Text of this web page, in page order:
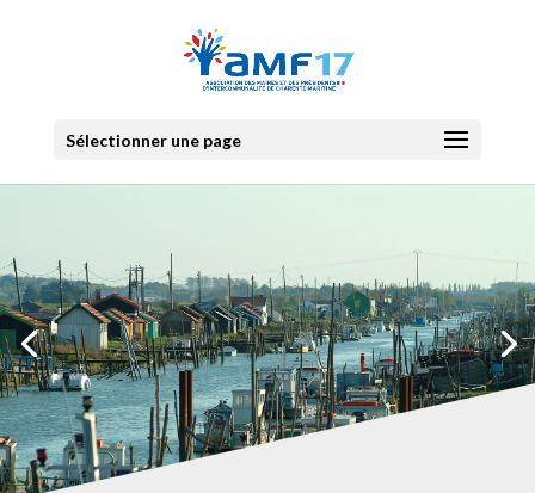
Sélectionner une page